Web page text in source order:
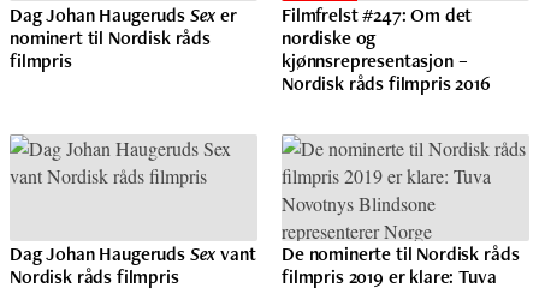
Dag Johan HaugerudsSexer
nominert til Nordisk råds
filmpris
Filmfrelst #247: Om det
nordiske og
kjønnsrepresentasjon –
Nordisk råds filmpris 2016
Dag Johan HaugerudsSexvant
Nordisk råds filmpris
De nominerte til Nordisk råds
filmpris 2019 er klare: Tuva